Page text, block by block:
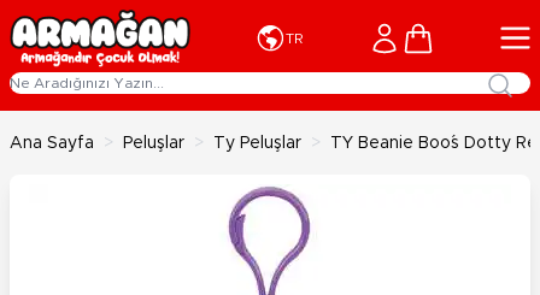
İçeriğe geç
TR Cart
Ana Sayfa > Peluşlar > Ty Peluşlar > TY Beanie Boo´s Dotty